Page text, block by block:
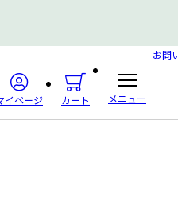
イページ カート メニュー
お問